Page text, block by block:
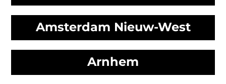
Amsterdam Nieuw-West
Arnhem